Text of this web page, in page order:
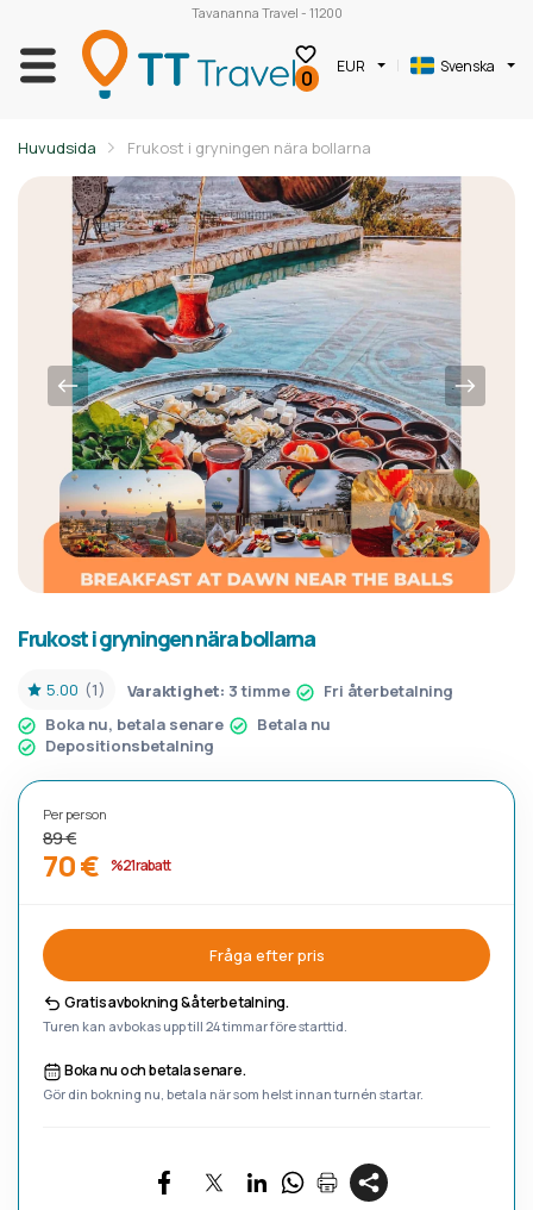
Tavananna Travel - 11200
0 EUR Svenska
Huvudsida Frukost i gryningen nära bollarna
Frukost i gryningen nära bollarna
5.00 (1) Varaktighet: 3 timme
Fri återbetalning
Boka nu, betala senare
Betala nu
Depositionsbetalning
Per person
89 €
70 € %21 rabatt
Fråga efter pris
Gratis avbokning & återbetalning.
Turen kan avbokas upp till 24 timmar före starttid.
Boka nu och betala senare.
Gör din bokning nu, betala när som helst innan turnén startar.